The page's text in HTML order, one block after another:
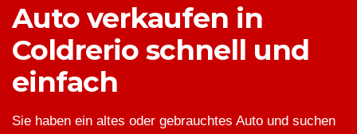
Auto verkaufen in
Coldrerio schnell und
einfach
Sie haben ein altes oder gebrauchtes Auto und suchen